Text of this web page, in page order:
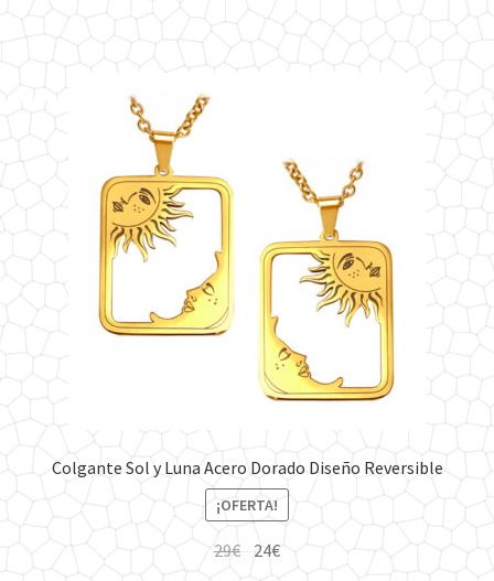
Colgante Sol y Luna Acero Dorado Diseño Reversible
¡OFERTA!
29€ El
precio
24€El
precio